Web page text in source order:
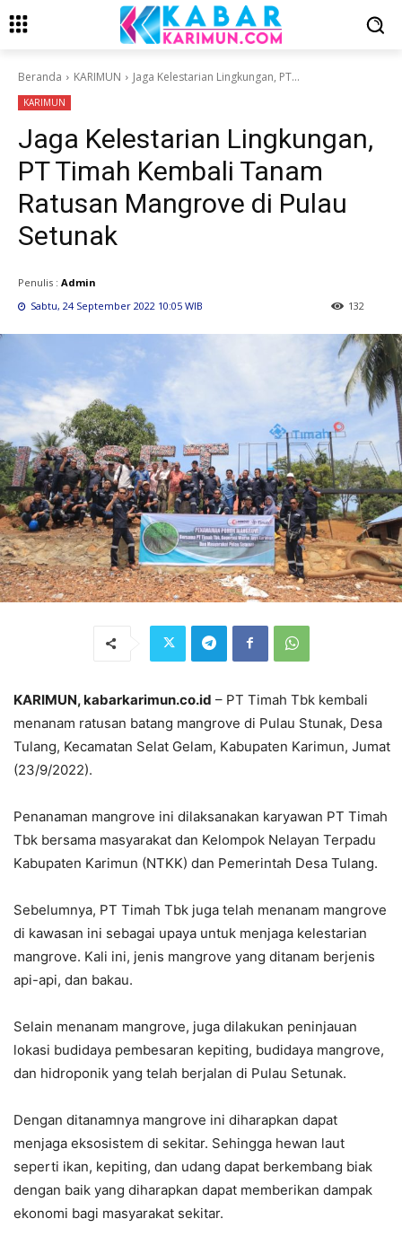
Beranda KARIMUN Jaga Kelestarian Lingkungan, PT...
KARIMUN
Jaga Kelestarian Lingkungan,
PT Timah Kembali Tanam
Ratusan Mangrove di Pulau
Setunak
Penulis : Admin
Sabtu, 24 September 2022 10:05 WIB
132
KARIMUN, kabarkarimun.co.id – PT Timah Tbk kembali
menanam ratusan batang mangrove di Pulau Stunak, Desa
Tulang, Kecamatan Selat Gelam, Kabupaten Karimun, Jumat
(23/9/2022).
Penanaman mangrove ini dilaksanakan karyawan PT Timah
Tbk bersama masyarakat dan Kelompok Nelayan Terpadu
Kabupaten Karimun (NTKK) dan Pemerintah Desa Tulang.
Sebelumnya, PT Timah Tbk juga telah menanam mangrove
di kawasan ini sebagai upaya untuk menjaga kelestarian
mangrove. Kali ini, jenis mangrove yang ditanam berjenis
api-api, dan bakau.
Selain menanam mangrove, juga dilakukan peninjauan
lokasi budidaya pembesaran kepiting, budidaya mangrove,
dan hidroponik yang telah berjalan di Pulau Setunak.
Dengan ditanamnya mangrove ini diharapkan dapat
menjaga eksosistem di sekitar. Sehingga hewan laut
seperti ikan, kepiting, dan udang dapat berkembang biak
dengan baik yang diharapkan dapat memberikan dampak
ekonomi bagi masyarakat sekitar.